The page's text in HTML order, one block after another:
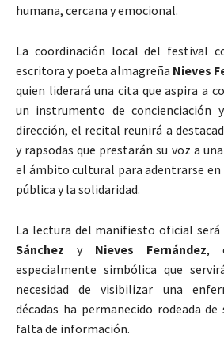
humana, cercana y emocional.
La coordinación local del festival
escritora y poeta almagreña Nieves
quien liderará una cita que aspira a
un instrumento de concienciación
dirección, el recital reunirá a
y rapsodas que prestarán su voz a
el ámbito cultural para adentrarse en
pública y la solidaridad.
La lectura del manifiesto oficial será
Sánchez y Nieves Fernández,
especialmente simbólica que
necesidad de visibilizar una
décadas ha permanecido rodeada
falta de información.